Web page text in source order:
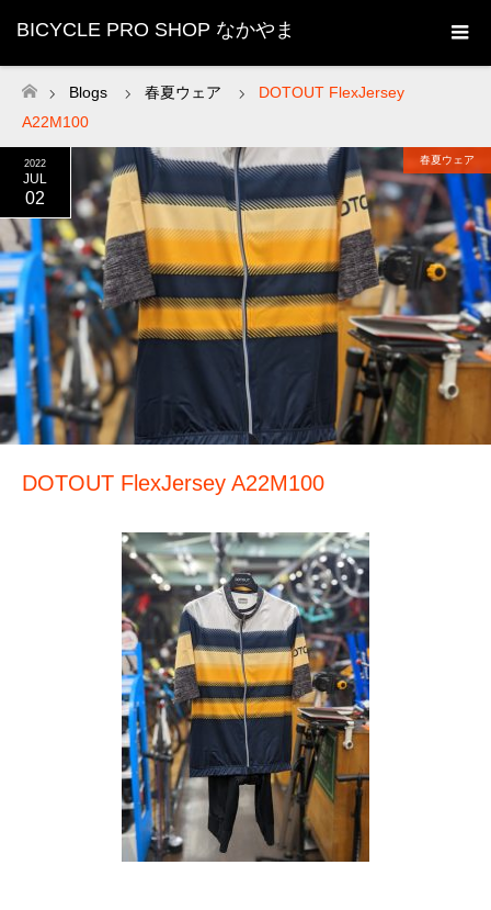
BICYCLE PRO SHOP なかやま
ホーム
Blogs 春夏ウェア
DOTOUT FlexJersey
A22M100
2022
JUL
02
春夏ウェア
DOTOUT FlexJersey A22M100